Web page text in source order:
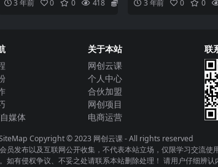
5.8–...3 年前 0 0 418
【附完整软件 视频...
3 年前 0 0
媒体
关于本站
网创云课
个人中心
合伙加盟
网创项目
电商运营
联
Copyright © 2023 网创云课- All rights reserved
员发布以及互联网公开收集，不代表本站立场，仅限学习交流使
有侵权争议、不妥之处请联系本站删除处理！ 请用户仔细辨认